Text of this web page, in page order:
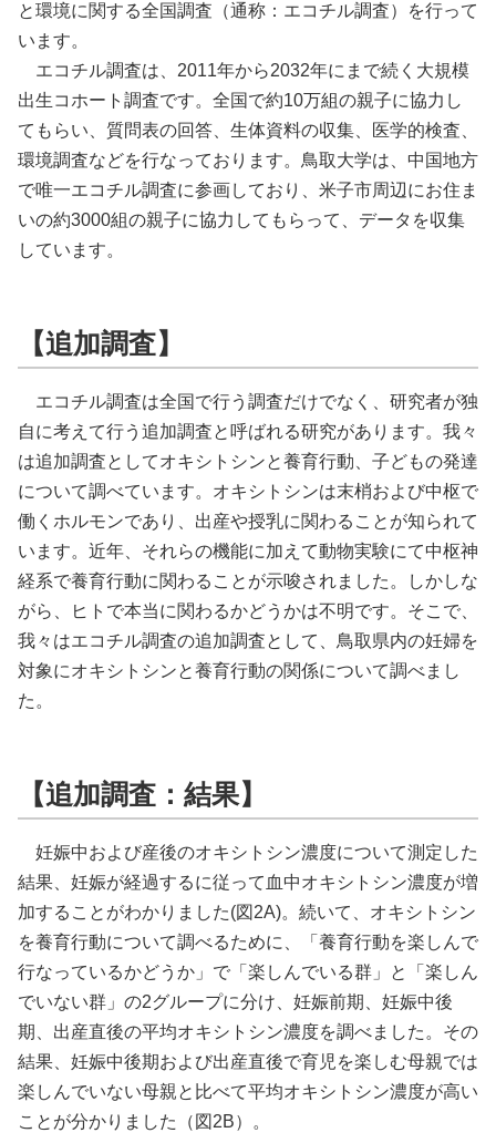
と環境に関する全国調査（通称：エコチル調査）を行って
います。
エコチル調査は、2011年から2032年にまで続く大規模
出生コホート調査です。全国で約10万組の親子に協力し
てもらい、質問表の回答、生体資料の収集、医学的検査、
環境調査などを行なっております。鳥取大学は、中国地方
で唯一エコチル調査に参画しており、米子市周辺にお住ま
いの約3000組の親子に協力してもらって、データを収集
しています。
【追加調査】
エコチル調査は全国で行う調査だけでなく、研究者が独
自に考えて行う追加調査と呼ばれる研究があります。我々
は追加調査としてオキシトシンと養育行動、子どもの発達
について調べています。オキシトシンは末梢および中枢で
働くホルモンであり、出産や授乳に関わることが知られて
います。近年、それらの機能に加えて動物実験にて中枢神
経系で養育行動に関わることが示唆されました。しかしな
がら、ヒトで本当に関わるかどうかは不明です。そこで、
我々はエコチル調査の追加調査として、鳥取県内の妊婦を
対象にオキシトシンと養育行動の関係について調べまし
た。
【追加調査：結果】
妊娠中および産後のオキシトシン濃度について測定した
結果、妊娠が経過するに従って血中オキシトシン濃度が増
加することがわかりました(図2A)。続いて、オキシトシン
を養育行動について調べるために、「養育行動を楽しんで
行なっているかどうか」で「楽しんでいる群」と「楽しん
でいない群」の2グループに分け、妊娠前期、妊娠中後
期、出産直後の平均オキシトシン濃度を調べました。その
結果、妊娠中後期および出産直後で育児を楽しむ母親では
楽しんでいない母親と比べて平均オキシトシン濃度が高い
ことが分かりました（図2B）。